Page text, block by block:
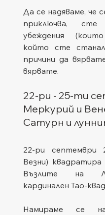
Да се надяваме, че
приключва, сте
убеждения
който сте
причини да
вярвате.
22-ри - 25-ти
Меркурий и
Сатурн и
22-ри септември
Везни)
Възлите на
кардинален Тао-
Намираме се